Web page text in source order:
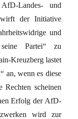
Landes- und
wirft der Initiative
und
Partei“ zu
Kreuzberg lastet
an, wenn es diese
Rechten scheinen
Erfolg der AfD-
wird zur